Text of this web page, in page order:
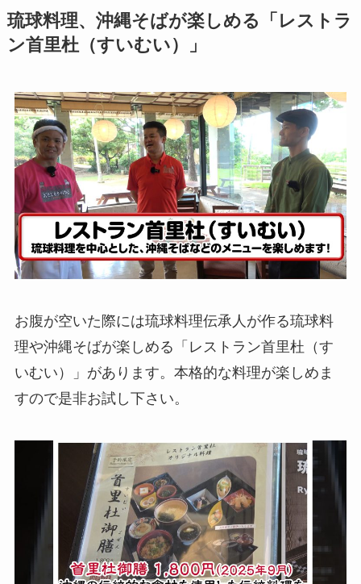
琉球料理、沖縄そばが楽しめる「レストラ
ン首里杜（すいむい）」
お腹が空いた際には琉球料理伝承人が作る琉球料
理や沖縄そばが楽しめる「レストラン首里杜（す
いむい）」があります。本格的な料理が楽しめま
すので是非お試し下さい。